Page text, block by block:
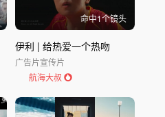
命中1个镜头
伊利 | 给热爱一个热吻
广告片宣传片
航海大叔